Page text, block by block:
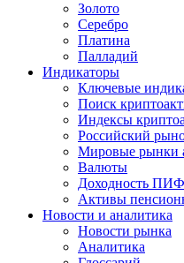
Золото
Серебро
Платина
Палладий
Индикаторы
Ключевые
Поиск
Индексы
Российский
Мировые рынки
Валюты
Доходность ПИФ
Активы
Новости и аналитика
Новости рынка
Аналитика